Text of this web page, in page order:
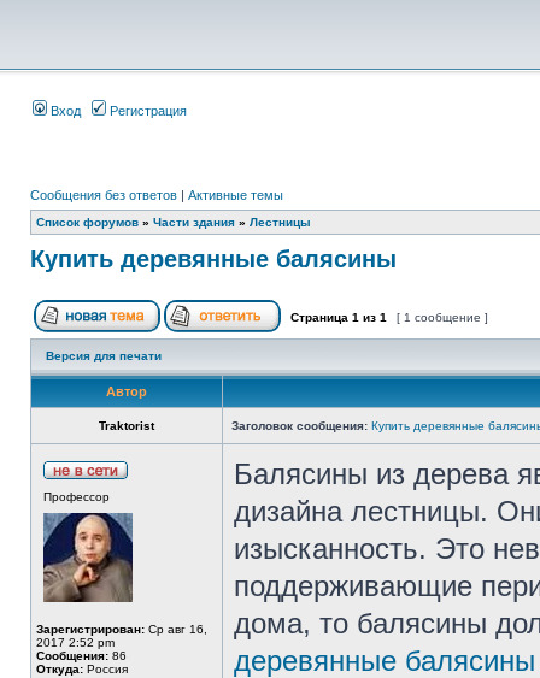
Вход Регистрация
Сообщения без ответов | Активные темы
Список форумов » Части здания » Лестницы
Купить деревянные балясины
Страница 1 из 1 [ 1 сообщение ]
Версия для печати
Автор
Traktorist Заголовок сообщения: Купить деревянные
Профессор
Зарегистрирован: Ср авг 16,
2017 2:52 pm
Сообщения: 86
Откуда: Россия
Балясины из дерева
дизайна лестницы.
изысканность. Это
поддерживающие
дома, то балясины
деревянные балясины